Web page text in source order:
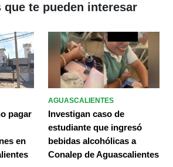
te pueden interesar
pagar
en
AGUASCALIENTES
Investigan caso de
estudiante que ingresó
bebidas alcohólicas a
Conalep de Aguascalientes